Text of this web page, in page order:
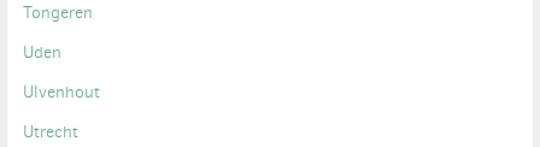
Tongeren
Uden
Ulvenhout
Utrecht